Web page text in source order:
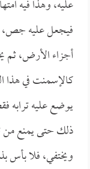
عليه، وهذا فيه
فيجعل عليه
أجزاء الأرض، ثم
كالإسمنت في هذا
يوضع عليه ترابه
ذلك حتى يمنع من
ويختفي، فلا بأس